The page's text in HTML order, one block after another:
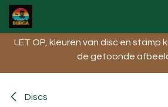
Overslaan naar inhoud
LET OP, kleuren van disc en stamp
de getoonde
Discs